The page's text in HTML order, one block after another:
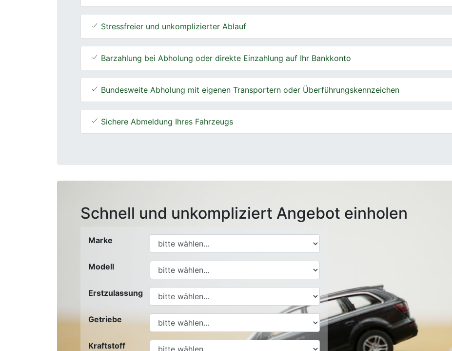
Stressfreier und unkomplizierter Ablauf
Barzahlung bei Abholung oder direkte Einzahlung auf Ihr Bankkonto
Bundesweite Abholung mit eigenen Transportern oder Überführungskennzeichen
Sichere Abmeldung Ihres Fahrzeugs
Schnell und unkompliziert Angebot einholen
Marke
Modell
Erstzulassung
Getriebe
Kraftstoff